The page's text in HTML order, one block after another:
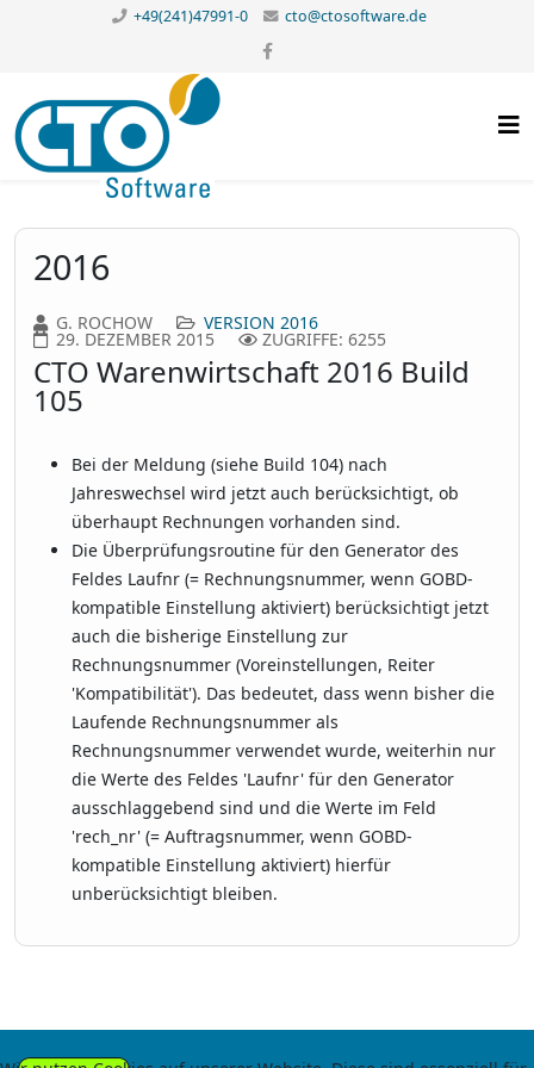
+49(241)47991-0 cto@ctosoftware.de
2016
G. ROCHOW VERSION 2016
29. DEZEMBER 2015 ZUGRIFFE: 6255
CTO Warenwirtschaft 2016 Build
105
Bei der Meldung (siehe Build 104) nach
Jahreswechsel wird jetzt auch berücksichtigt, ob
überhaupt Rechnungen vorhanden sind.
Die Überprüfungsroutine für den Generator des
Feldes Laufnr (= Rechnungsnummer, wenn GOBD-
kompatible Einstellung aktiviert) berücksichtigt jetzt
auch die bisherige Einstellung zur
Rechnungsnummer (Voreinstellungen, Reiter
'Kompatibilität'). Das bedeutet, dass wenn bisher die
Laufende Rechnungsnummer als
Rechnungsnummer verwendet wurde, weiterhin nur
die Werte des Feldes 'Laufnr' für den Generator
ausschlaggebend sind und die Werte im Feld
'rech_nr' (= Auftragsnummer, wenn GOBD-
kompatible Einstellung aktiviert) hierfür
unberücksichtigt bleiben.